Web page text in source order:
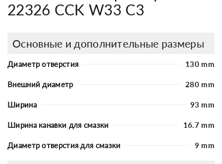
22326 CCK W33 C3
Основные и дополнительные размеры
Диаметр отверстия 130 mm
Внешний диаметр 280 mm
Ширина 93 mm
Ширина канавки для смазки 16.7 mm
Диаметр отверстия для смазки 9 mm